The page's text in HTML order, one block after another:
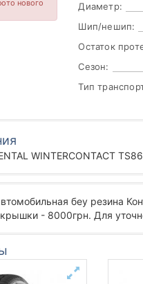
нового
Диаметр:
Шип/нешип:
Остаток
Сезон:
Тип
WINTERCONTACT
беу резина
- 8000грн. Для